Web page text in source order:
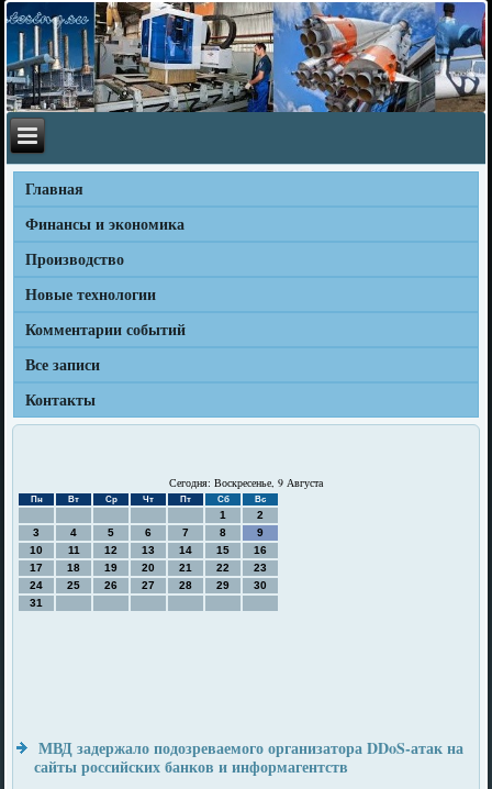
Главная
Финансы и экономика
Производство
Новые технологии
Комментарии событий
Все записи
Контакты
Сегодня: Воскресенье, 9 Августа
Пн Вт Ср Чт Пт Сб Вс
1
2
3
4 5 6 7 8
9
10
11 12 13 14 15
16
17
18 19 20 21 22
23
24
25 26 27 28 29
30
31
МВД задержало подозреваемого организатора DDoS-атак на
сайты российских банков и информагентств